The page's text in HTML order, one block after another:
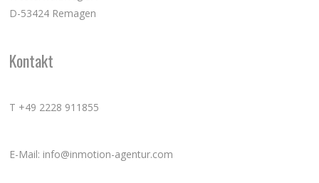
D-53424 Remagen
Kontakt
T +49 2228 911855
E-Mail: info@inmotion-agentur.com